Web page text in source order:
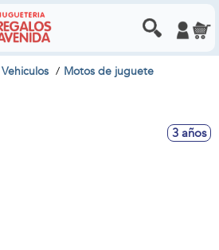
Vehiculos Motos de juguete
3 años